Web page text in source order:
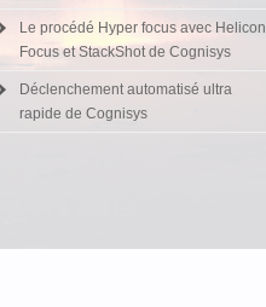
Le procédé Hyper focus avec Helicon
Focus et StackShot de Cognisys
Déclenchement automatisé ultra
rapide de Cognisys